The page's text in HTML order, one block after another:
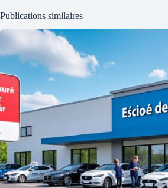
Publications similaires